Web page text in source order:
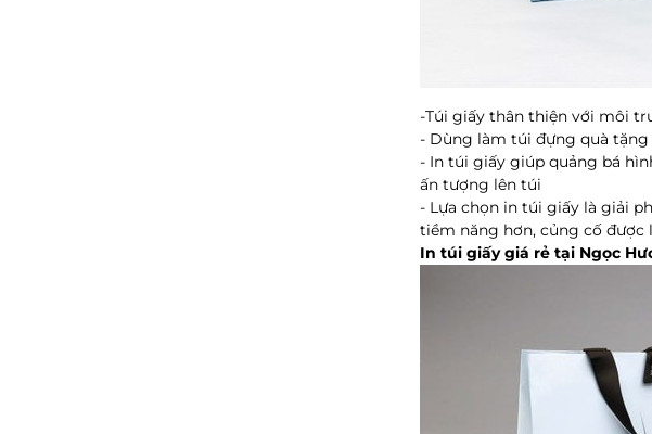
-Túi giấy thân thiện với môi
- Dùng làm túi đựng quà
- In túi giấy giúp quảng bá
ấn tượng lên túi
- Lựa chọn in túi giấy là giải
tiềm năng hơn, củng cố được
In túi giấy giá rẻ tại Ngọc